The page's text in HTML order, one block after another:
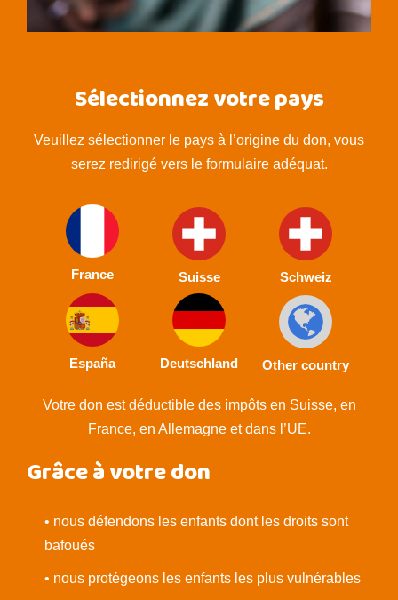
Sélectionnez votre pays
Veuillez sélectionner le pays à l’origine du don, vous
serez redirigé vers le formulaire adéquat.
France Suisse Schweiz
España Deutschland Other country
Votre don est déductible des impôts en Suisse, en
France, en Allemagne et dans l’UE.
Grâce à votre don
• nous défendons les enfants dont les droits sont
bafoués
• nous protégeons les enfants les plus vulnérables